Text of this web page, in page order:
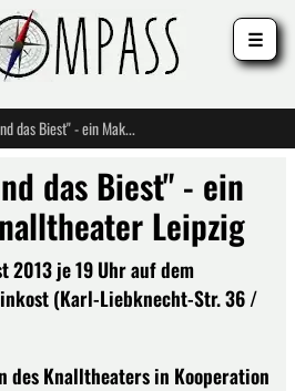
"Die Schöne und das Biest" - ein Making Of - Knalltheater Leipzig
das Biest" - ein
Leipzig
2013 je 19 Uhr auf dem
(Karl-Liebknecht-Str. 36 /
des Knalltheaters in Kooperation
☰